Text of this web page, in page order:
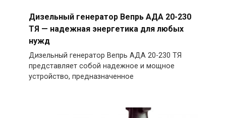
Дизельный генератор Вепрь АДА 20-230
ТЯ — надежная энергетика для любых
нужд
Дизельный генератор Вепрь АДА 20-230 ТЯ
представляет собой надежное и мощное
устройство, предназначенное